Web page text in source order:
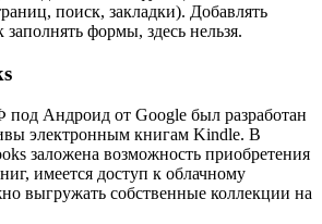
поиск, закладки). Добавлять
формы, здесь нельзя.
Андроид от Google был разработан
электронным книгам Kindle. В
заложена возможность приобретения
имеется доступ к облачному
выгружать собственные коллекции на